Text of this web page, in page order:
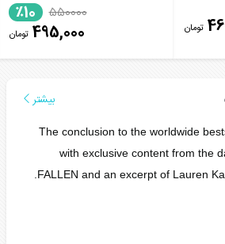
تومان
550000
٪10
495,000 تومان
بیشتر
The conclusion to the worldwide
with exclusive content from the
FALLEN and an excerpt of Lauren